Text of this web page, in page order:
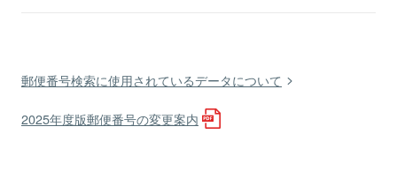
郵便番号検索に使用されているデータについて
2025年度版郵便番号の変更案内